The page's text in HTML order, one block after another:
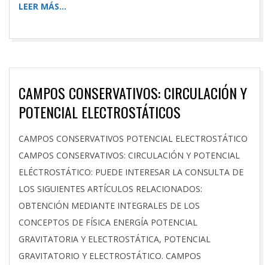
LEER MÁS…
CAMPOS CONSERVATIVOS: CIRCULACIÓN Y
POTENCIAL ELECTROSTÁTICOS
2025-
11-
28
CAMPOS CONSERVATIVOS POTENCIAL ELECTROSTÁTICO
CAMPOS CONSERVATIVOS: CIRCULACIÓN Y POTENCIAL
ELÉCTROSTÁTICO: PUEDE INTERESAR LA CONSULTA DE
LOS SIGUIENTES ARTÍCULOS RELACIONADOS:
OBTENCIÓN MEDIANTE INTEGRALES DE LOS
CONCEPTOS DE FÍSICA ENERGÍA POTENCIAL
GRAVITATORIA Y ELECTROSTÁTICA, POTENCIAL
GRAVITATORIO Y ELECTROSTÁTICO. CAMPOS